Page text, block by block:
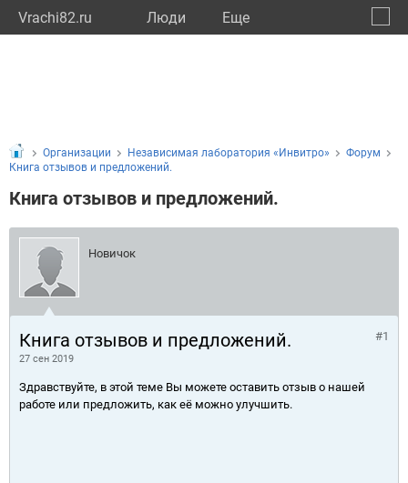
Vrachi82.ru Люди Eще
Организации Независимая лаборатория «Инвитро»
Форум
Книга отзывов и предложений.
Книга отзывов и предложений.
Новичок
Книга отзывов и предложений.
27 сен 2019
#1
Здравствуйте, в этой теме Вы можете оставить отзыв о нашей
работе или предложить, как её можно улучшить.